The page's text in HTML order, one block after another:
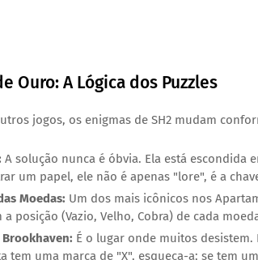
Ouro: A Lógica dos Puzzles
jogos, os enigmas de SH2 mudam
A solução nunca é óbvia. Ela está escondida
um papel, ele não é apenas "lore", é a
Moedas: Um dos mais icônicos nos
a posição (Vazio, Velho, Cobra) de cada
É o lugar onde muitos desistem.
tem uma marca de "X", esqueça-a; se tem